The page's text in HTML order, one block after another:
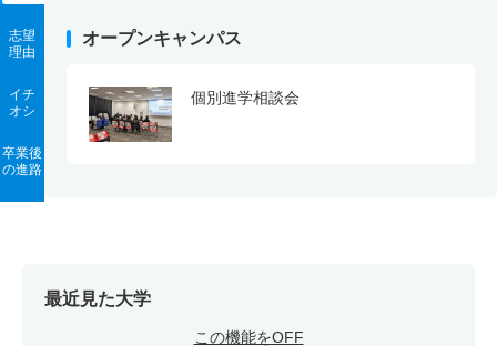
志望
理由
イチ
オシ
卒業後
の進路
オープンキャンパス
個別進学相談会
最近見た大学
この機能をOFF